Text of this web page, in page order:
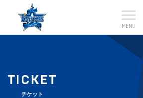
MENU
TICKET
チケット